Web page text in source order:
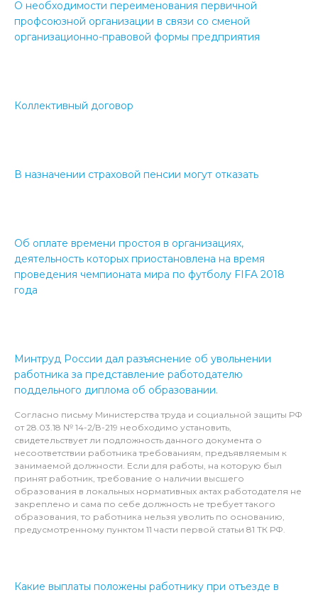
О необходимости переименования первичной
профсоюзной организации в связи со сменой
организационно-правовой формы предприятия
Коллективный договор
В назначении страховой пенсии могут отказать
Об оплате времени простоя в организациях,
деятельность которых приостановлена на время
проведения чемпионата мира по футболу FIFA 2018
года
Минтруд России дал разъяснение об увольнении
работника за представление работодателю
поддельного диплома об образовании.
Согласно письму Министерства труда и социальной защиты РФ
от 28.03.18 № 14-2/В-219 необходимо установить,
свидетельствует ли подложность данного документа о
несоответствии работника требованиям, предъявляемым к
занимаемой должности. Если для работы, на которую был
принят работник, требование о наличии высшего
образования в локальных нормативных актах работодателя не
закреплено и сама по себе должность не требует такого
образования, то работника нельзя уволить по основанию,
предусмотренному пунктом 11 части первой статьи 81 ТК РФ.
Какие выплаты положены работнику при отъезде в